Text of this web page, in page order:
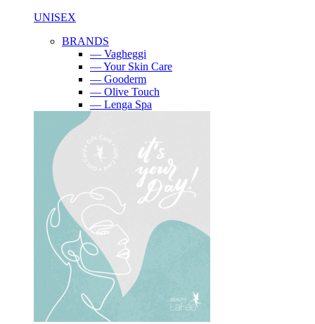
UNISEX
BRANDS
— Vagheggi
— Your Skin Care
— Gooderm
— Olive Touch
— Lenga Spa